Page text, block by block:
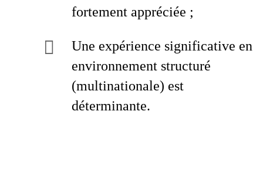
fortement appréciée ;
Une expérience significative en
environnement structuré
(multinationale) est
déterminante.